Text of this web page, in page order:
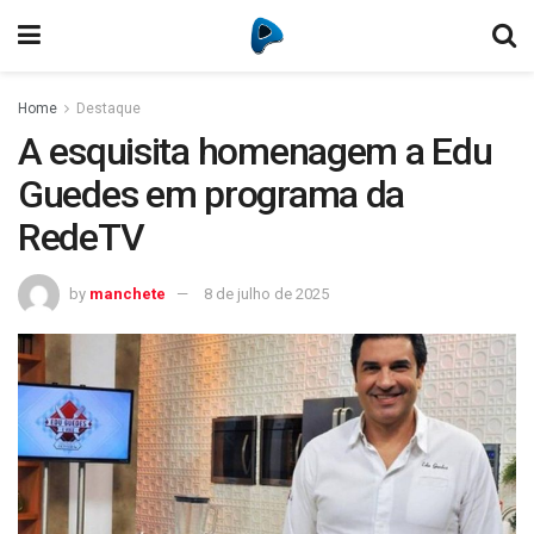
Home Destaque
A esquisita homenagem a Edu
Guedes em programa da
RedeTV
by manchete 8 de julho de 2025